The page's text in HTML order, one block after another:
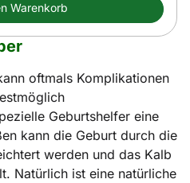
Warenkorb
oftmals Komplikationen
Geburtshelfer eine
kann die Geburt durch die
werden und das Kalb
Natürlich ist eine natürliche